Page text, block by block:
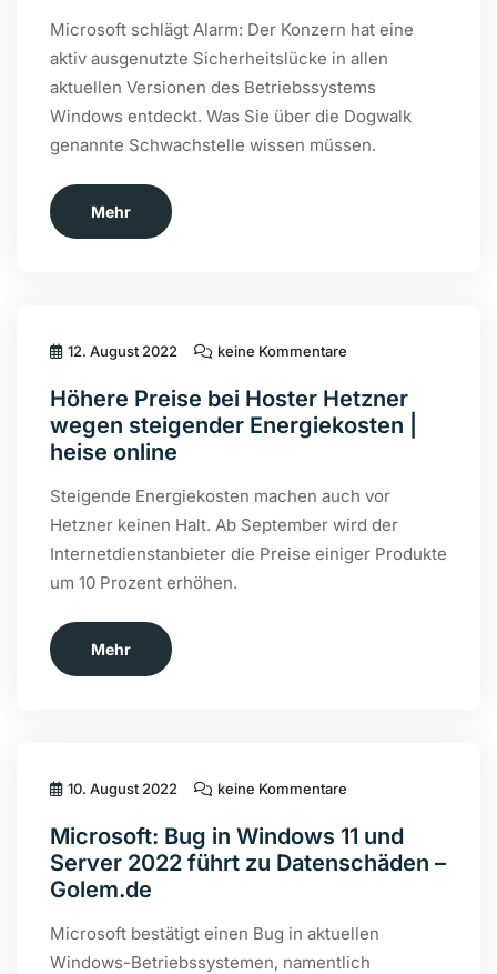
Microsoft schlägt Alarm: Der Konzern hat eine
aktiv ausgenutzte Sicherheitslücke in allen
aktuellen Versionen des Betriebssystems
Windows entdeckt. Was Sie über die Dogwalk
genannte Schwachstelle wissen müssen.
Mehr
12. August 2022 keine Kommentare
Höhere Preise bei Hoster Hetzner
wegen steigender Energiekosten |
heise online
Steigende Energiekosten machen auch vor
Hetzner keinen Halt. Ab September wird der
Internetdienstanbieter die Preise einiger Produkte
um 10 Prozent erhöhen.
Mehr
10. August 2022 keine Kommentare
Microsoft: Bug in Windows 11 und
Server 2022 führt zu Datenschäden –
Golem.de
Microsoft bestätigt einen Bug in aktuellen
Windows-Betriebssystemen, namentlich